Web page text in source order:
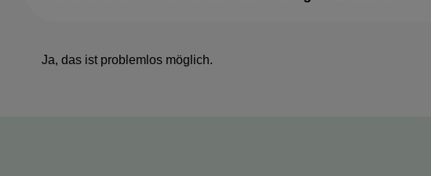
Ja, das ist problemlos möglich.